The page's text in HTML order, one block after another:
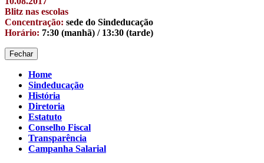
Blitz nas escolas
Concentração: sede do Sindeducação
Horário: 7:30 (manhã) / 13:30 (tarde)
Fechar
Home
Sindeducação
História
Diretoria
Estatuto
Conselho Fiscal
Transparência
Campanha Salarial